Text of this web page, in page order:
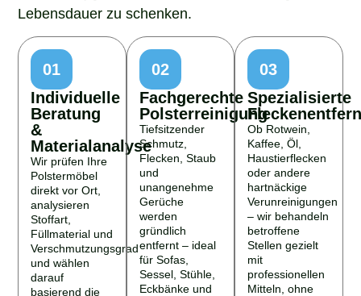
Lebensdauer zu schenken.
01
Individuelle
Beratung
&
Materialanalyse
Wir prüfen Ihre
Polstermöbel
direkt vor Ort,
analysieren
Stoffart,
Füllmaterial und
Verschmutzungsgrad
und wählen
darauf
basierend die
02
Fachgerechte
Polsterreinigung
Tiefsitzender
Schmutz,
Flecken, Staub
und
unangenehme
Gerüche
werden
gründlich
entfernt – ideal
für Sofas,
Sessel, Stühle,
Eckbänke und
03
Spezialisierte
Ob Rotwein,
Kaffee, Öl,
Haustierflecken
oder andere
hartnäckige
Verunreinigungen
– wir behandeln
betroffene
Stellen gezielt
mit
professionellen
Mitteln, ohne